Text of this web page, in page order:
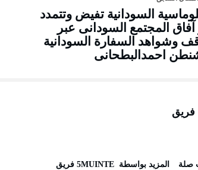
السودانية تفيض وتتمدد
المجتمع السودانى عبر
وشواهد السفارة السودانية
احمدالبطحانى
صلة‬ ‫‫المزيد بواسطة‬ ‬ 5MUINTE فريق